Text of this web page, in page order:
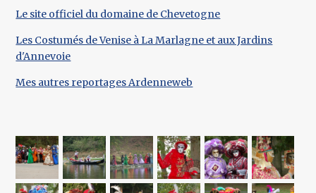
Le site officiel du domaine de Chevetogne
Les Costumés de Venise à La Marlagne et aux Jardins
d'Annevoie
Mes autres reportages Ardenneweb